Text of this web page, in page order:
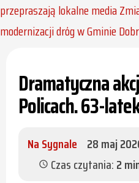
przepraszają lokalne media
modernizacji dróg w Gminie
Dramatyczna
Policach. 63-
Na Sygnale 28 maj
schedule Czas czytania:2